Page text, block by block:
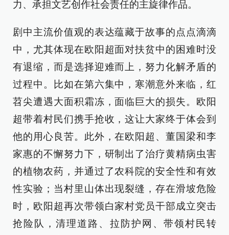
力、承担文艺创作社会责任的主旋律作品。
剧中主流价值观的表达蕴藏于故事的点点滴滴
中，尤其体现在欧阳超面对扶贫中的困难时没
有退缩，而是选择迎难而上，努力化解矛盾的
过程中。比如在第六集中，寒潮意外来临，红
苕尖遭遇大面积霜冻，面临巨大的损失。欧阳
超带着村民们携手抢收，这让大家终于体会到
他的用心良苦。此外，在欧阳超、董国梁和李
家惠的不懈努力下，研制出了治疗黄精病虫害
的植物农药，并通过了农科院的安全性和有效
性实验；当村里山体出现裂缝，存在滑坡危险
时，欧阳超再次带领白家村党员干部成立突击
抢险队，清理道路、拉防护网、带领村民转